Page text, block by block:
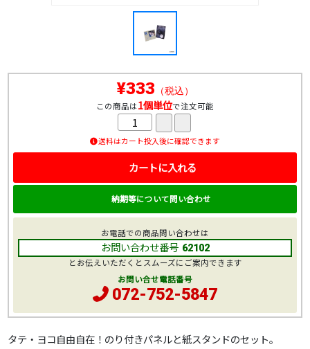
タテ・ヨコ自由自在！のり付きパネルと紙スタンドのセット。
¥333 （税込）
この商品は1個単位で注文可能
送料はカート投入後に確認できます
カートに入れる
納期等について問い合わせ
お電話での商品問い合わせは
お問い合わせ番号 62102
とお伝えいただくとスムーズにご案内できます
お問い合せ電話番号
072-752-5847